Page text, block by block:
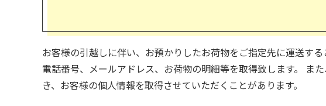
お客様の引越しに伴い、お預かりしたお荷物をご指定先に運送す
電話番号、メールアドレス、お荷物の明細等を取得致します。 ま
き、お客様の個人情報を取得させていただくことがあります。